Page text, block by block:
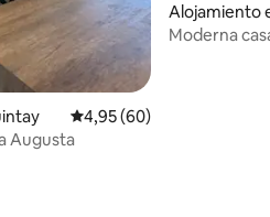
Calificación promedio:
4,95 (60)
Augusta
Alojamiento
Moderna